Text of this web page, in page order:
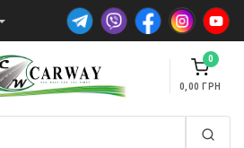
0
0,00